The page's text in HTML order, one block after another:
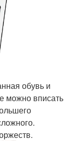
обувь и
можно вписать